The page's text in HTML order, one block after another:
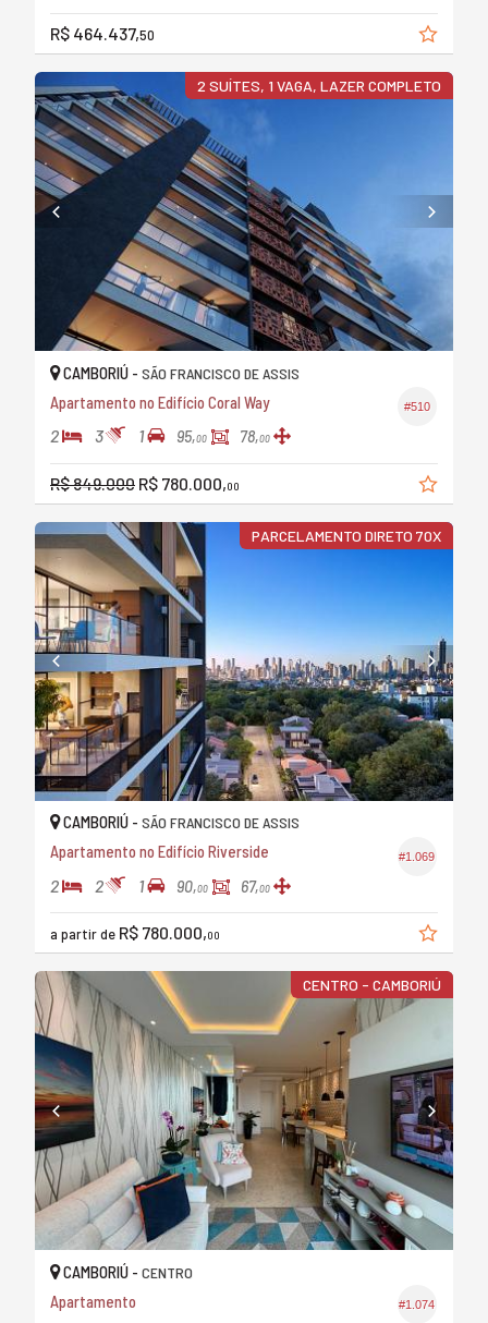
R$ 464.437,50
2 SUÍTES, 1 VAGA, LAZER COMPLETO
#510
CAMBORIÚ - SÃO FRANCISCO DE ASSIS
Apartamento no Edifício Coral Way
2 3 1 95,00 78,00
R$ 849.000 R$ 780.000,00
PARCELAMENTO DIRETO 70X
#1.069
CAMBORIÚ - SÃO FRANCISCO DE ASSIS
Apartamento no Edifício Riverside
2 2 1 90,00 67,00
a partir de R$ 780.000,00
CENTRO - CAMBORIÚ
#1.074
CAMBORIÚ - CENTRO
Apartamento